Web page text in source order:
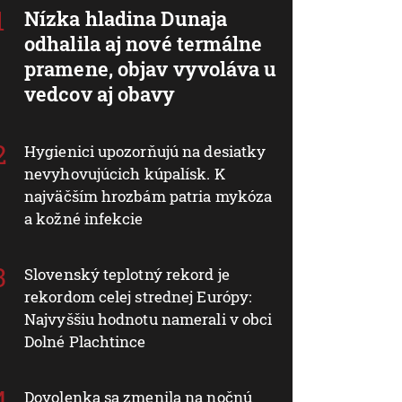
Nízka hladina Dunaja
odhalila aj nové termálne
pramene, objav vyvoláva u
vedcov aj obavy
Hygienici upozorňujú na desiatky
nevyhovujúcich kúpalísk. K
najväčším hrozbám patria mykóza
a kožné infekcie
Slovenský teplotný rekord je
rekordom celej strednej Európy:
Najvyššiu hodnotu namerali v obci
Dolné Plachtince
Dovolenka sa zmenila na nočnú